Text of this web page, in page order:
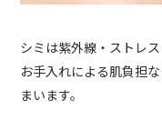
シミは紫外線・ストレ
お手入れによる肌負担
まいます。